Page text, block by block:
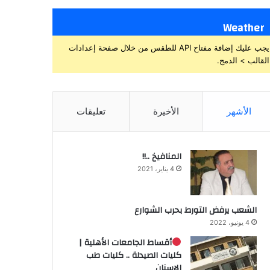
Weather
يجب عليك إضافة مفتاح API للطقس من خلال صفحة إعدادات
القالب > الدمج.
الأشهر الأخيرة تعليقات
المنافيخ ..!!
4 يناير، 2021
الشعب يرفض التورط بحرب الشوارع
4 يونيو، 2022
أقساط الجامعات الأهلية |
كليات الصيدلة .. كليات طب